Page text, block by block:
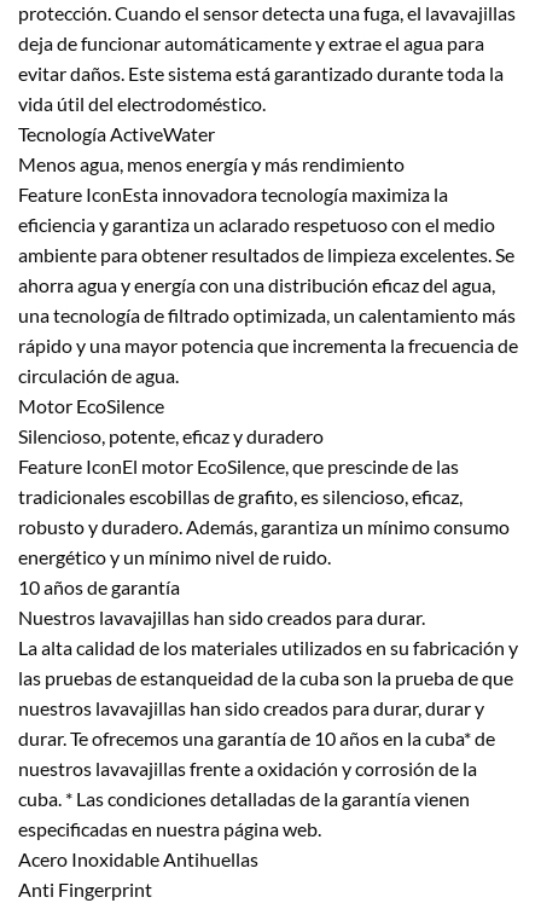
protección. Cuando el sensor detecta una fuga, el lavavajillas
deja de funcionar automáticamente y extrae el agua para
evitar daños. Este sistema está garantizado durante toda la
vida útil del electrodoméstico.
Tecnología ActiveWater
Menos agua, menos energía y más rendimiento
Feature IconEsta innovadora tecnología maximiza la
eficiencia y garantiza un aclarado respetuoso con el medio
ambiente para obtener resultados de limpieza excelentes. Se
ahorra agua y energía con una distribución eficaz del agua,
una tecnología de filtrado optimizada, un calentamiento más
rápido y una mayor potencia que incrementa la frecuencia de
circulación de agua.
Motor EcoSilence
Silencioso, potente, eficaz y duradero
Feature IconEl motor EcoSilence, que prescinde de las
tradicionales escobillas de grafito, es silencioso, eficaz,
robusto y duradero. Además, garantiza un mínimo consumo
energético y un mínimo nivel de ruido.
10 años de garantía
Nuestros lavavajillas han sido creados para durar.
La alta calidad de los materiales utilizados en su fabricación y
las pruebas de estanqueidad de la cuba son la prueba de que
nuestros lavavajillas han sido creados para durar, durar y
durar. Te ofrecemos una garantía de 10 años en la cuba* de
nuestros lavavajillas frente a oxidación y corrosión de la
cuba. * Las condiciones detalladas de la garantía vienen
especificadas en nuestra página web.
Acero Inoxidable Antihuellas
Anti Fingerprint